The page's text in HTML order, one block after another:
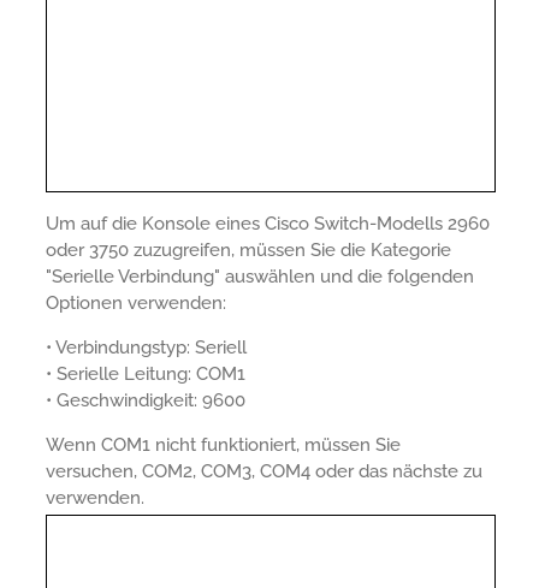
Um auf die Konsole eines Cisco Switch-Modells 2960
oder 3750 zuzugreifen, müssen Sie die Kategorie
"Serielle Verbindung" auswählen und die folgenden
Optionen verwenden:
• Verbindungstyp: Seriell
• Serielle Leitung: COM1
• Geschwindigkeit: 9600
Wenn COM1 nicht funktioniert, müssen Sie
versuchen, COM2, COM3, COM4 oder das nächste zu
verwenden.